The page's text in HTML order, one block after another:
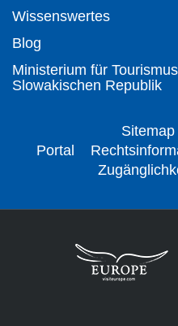
Wissenswertes
Blog
Ministerium für
Slowakischen Republik
Sitemap
Portal